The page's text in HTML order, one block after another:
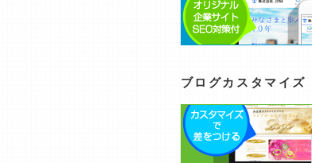
ブログカスタマイズ